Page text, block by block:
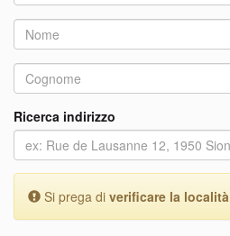
Ricerca indirizzo
Si prega di verificare la località